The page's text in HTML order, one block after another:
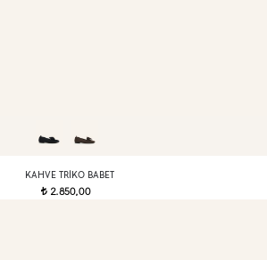
KAHVE TRIKO BABET
t 2.850,00